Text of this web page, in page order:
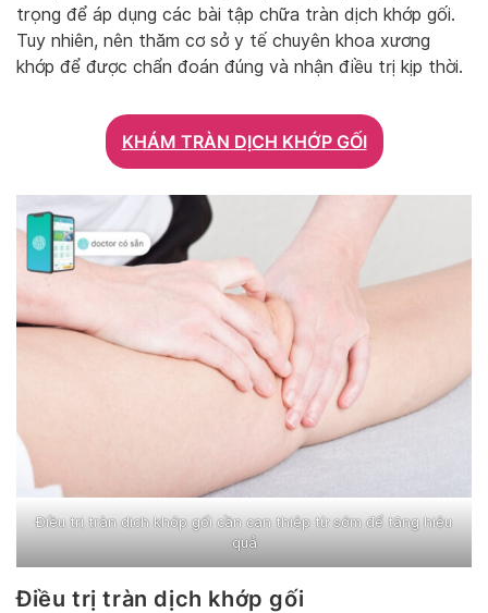
trọng để áp dụng các bài tập chữa tràn dịch khớp gối.
Tuy nhiên, nên thăm cơ sở y tế chuyên khoa xương
khớp để được chẩn đoán đúng và nhận điều trị kịp thời.
KHÁM TRÀN DỊCH KHỚP GỐI
Điều trị tràn dịch khớp gối cần can thiệp từ sớm để tăng hiệu
quả
Điều trị tràn dịch khớp gối